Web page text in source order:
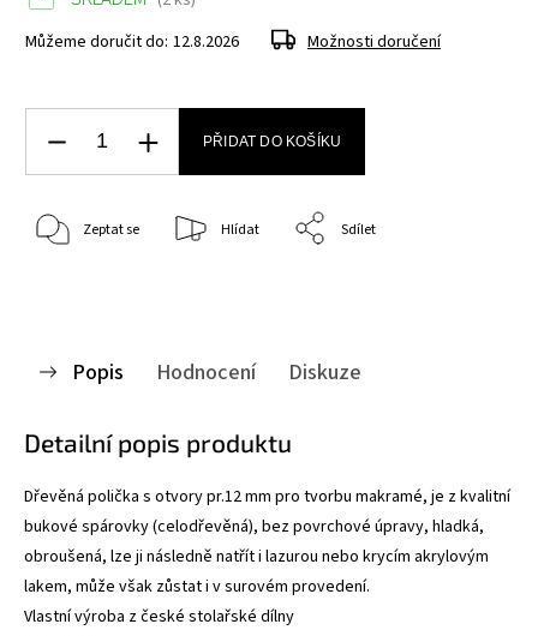
Můžeme doručit do: 12.8.2026 Možnosti doručení
PŘIDAT DO KOŠÍKU
Zeptat se Hlídat Sdílet
Popis Hodnocení Diskuze
Detailní popis produktu
Dřevěná polička s otvory pr.12 mm pro tvorbu makramé, je z kvalitní
bukové spárovky (celodřevěná), bez povrchové úpravy, hladká,
obroušená, lze ji následně natřít i lazurou nebo krycím akrylovým
lakem, může však zůstat i v surovém provedení.
Vlastní výroba z české stolařské dílny